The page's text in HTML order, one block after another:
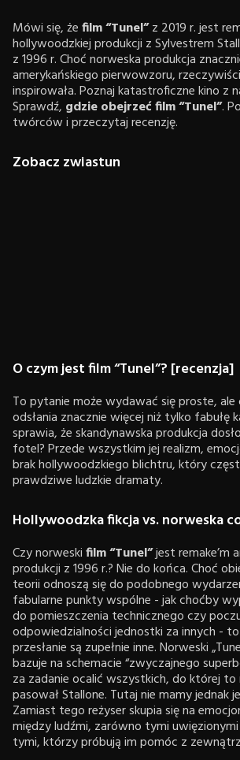
Mówi się, żefilm “Tunel”z 2019 r. jest
hollywoodzkiej produkcji z Sylvestrem
z 1996 r. Choć norweska produkcja
amerykańskiego pierwowzoru,
inspirowała. Poznaj katastroficzne kino z
Sprawdź, gdzie obejrzeć film “Tunel”.
twórców i przeczytaj recenzję.
Zobacz zwiastun
O czym jest film “Tunel”? [recenzja]
To pytanie może wydawać się proste, ale
odsłania znacznie więcej niż tylko fabułę
sprawia, że skandynawska produkcja
fotel? Przede wszystkim jej realizm,
brak hollywoodzkiego blichtru, który
prawdziwe ludzkie dramaty.
Hollywoodzka fikcja vs. norweska
Czy norweskifilm “Tunel”jest remake’m
produkcji z 1996 r.? Nie do końca. Choć
teorii odnoszą się do podobnego
fabularne punkty wspólne - jak choćby
do pomieszczenia technicznego czy
odpowiedzialności jednostki za innych -
przesłanie są zupełnie inne. Norweski
bazuje na schemacie “zwyczajnego
za zadanie ocalić wszystkich, do której to
pasował Stallone. Tutaj nie mamy jednak
Zamiast tego reżyser skupia się na
między ludźmi, zarówno tymi
tymi, którzy próbują im pomóc z